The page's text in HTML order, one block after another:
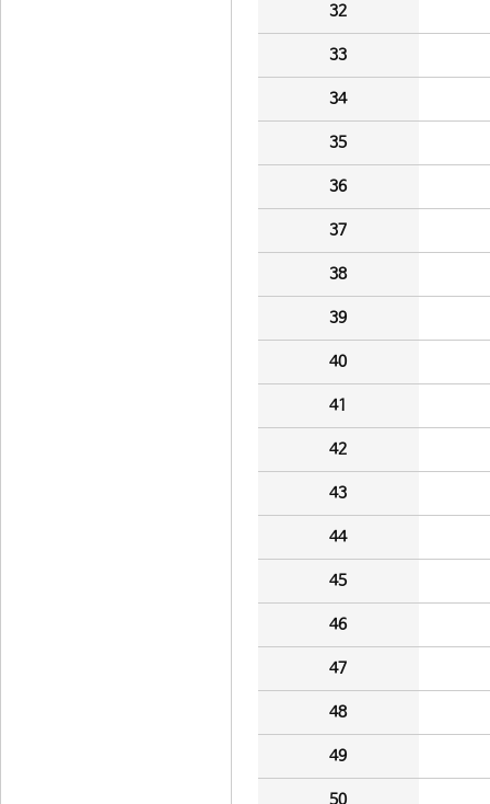
32
33
34
35
36
37
38
39
40
41
42
43
44
45
46
47
48
49
50